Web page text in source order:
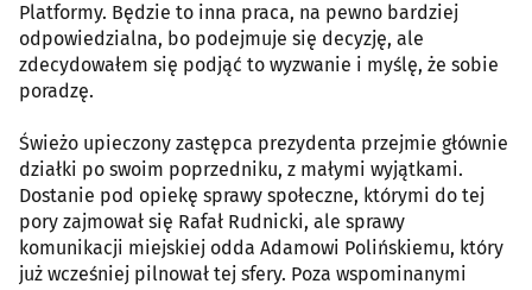
Platformy. Będzie to inna praca, na pewno bardziej
odpowiedzialna, bo podejmuje się decyzję, ale
zdecydowałem się podjąć to wyzwanie i myślę, że sobie
poradzę.
Świeżo upieczony zastępca prezydenta przejmie głównie
działki po swoim poprzedniku, z małymi wyjątkami.
Dostanie pod opiekę sprawy społeczne, którymi do tej
pory zajmował się Rafał Rudnicki, ale sprawy
komunikacji miejskiej odda Adamowi Polińskiemu, który
już wcześniej pilnował tej sfery. Poza wspominanymi